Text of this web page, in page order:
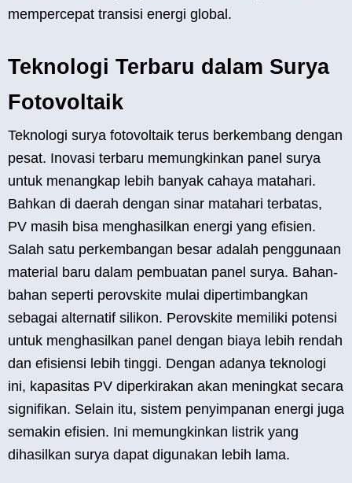
mempercepat transisi energi global.
Teknologi Terbaru dalam Surya
Fotovoltaik
Teknologi surya fotovoltaik terus berkembang dengan
pesat. Inovasi terbaru memungkinkan panel surya
untuk menangkap lebih banyak cahaya matahari.
Bahkan di daerah dengan sinar matahari terbatas,
PV masih bisa menghasilkan energi yang efisien.
Salah satu perkembangan besar adalah penggunaan
material baru dalam pembuatan panel surya. Bahan-
bahan seperti perovskite mulai dipertimbangkan
sebagai alternatif silikon. Perovskite memiliki potensi
untuk menghasilkan panel dengan biaya lebih rendah
dan efisiensi lebih tinggi. Dengan adanya teknologi
ini, kapasitas PV diperkirakan akan meningkat secara
signifikan. Selain itu, sistem penyimpanan energi juga
semakin efisien. Ini memungkinkan listrik yang
dihasilkan surya dapat digunakan lebih lama.